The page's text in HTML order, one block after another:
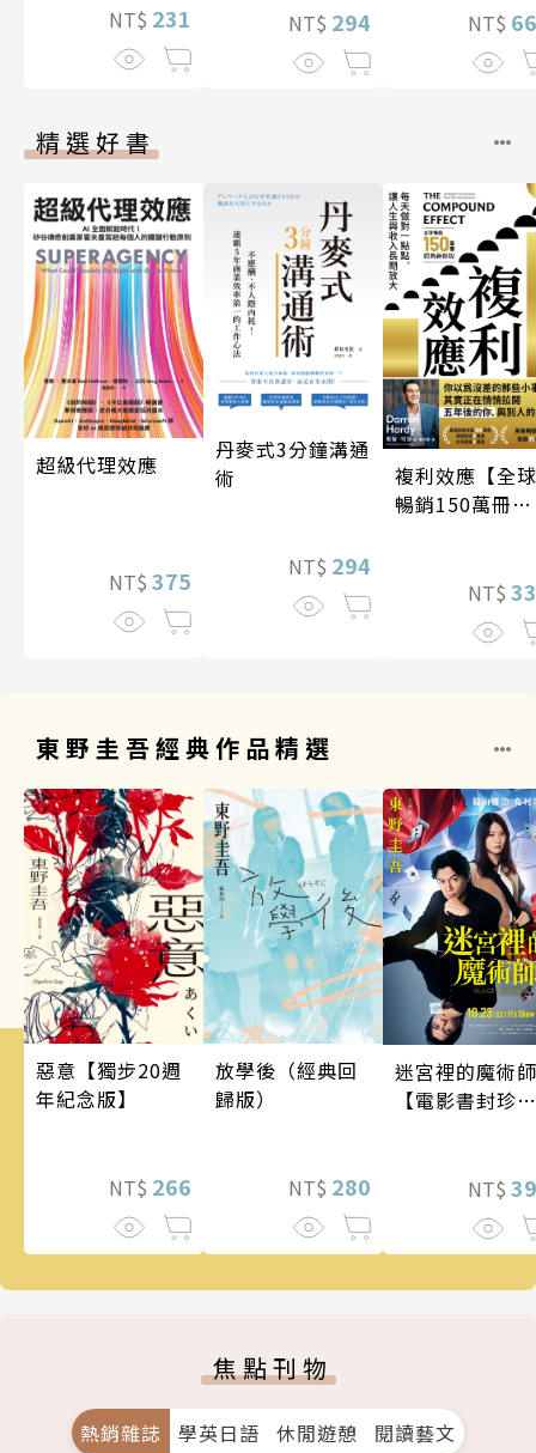
NT$ 231 NT$ 294
NT$
精選好書
超級代理效應
NT$ 375
丹麥式3分鐘溝通
術
NT$ 294
複利效應【全球
暢銷150萬冊・
NT$
東野圭吾經典作品精選
惡意【獨步20週
年紀念版】
NT$ 266
放學後（經典回
歸版）
NT$ 280
迷宮裡的魔術師
【電影書封珍藏
NT$
焦點刊物
熱銷雜誌 學英日語 休閒遊憩 閱讀藝文